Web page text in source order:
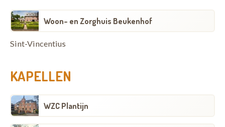
Woon- en Zorghuis Beukenhof
Sint-Vincentius
KAPELLEN
WZC Plantijn